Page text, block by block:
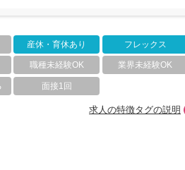
産休・育休あり フレックス
職種未経験OK 業界未経験OK
面接1回
求人の特徴タグの説明